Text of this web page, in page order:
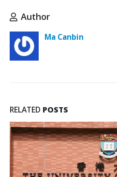
Author
Ma Canbin
RELATED POSTS